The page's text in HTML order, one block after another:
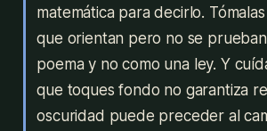
matemática para decirlo.
que orientan pero no se
poema y no como una ley. Y
que toques fondo no garantiza
oscuridad puede preceder al